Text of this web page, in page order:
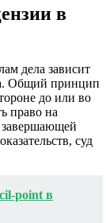
в
дела зависит
Общий принцип
до или во
право на
завершающей
суд
point в